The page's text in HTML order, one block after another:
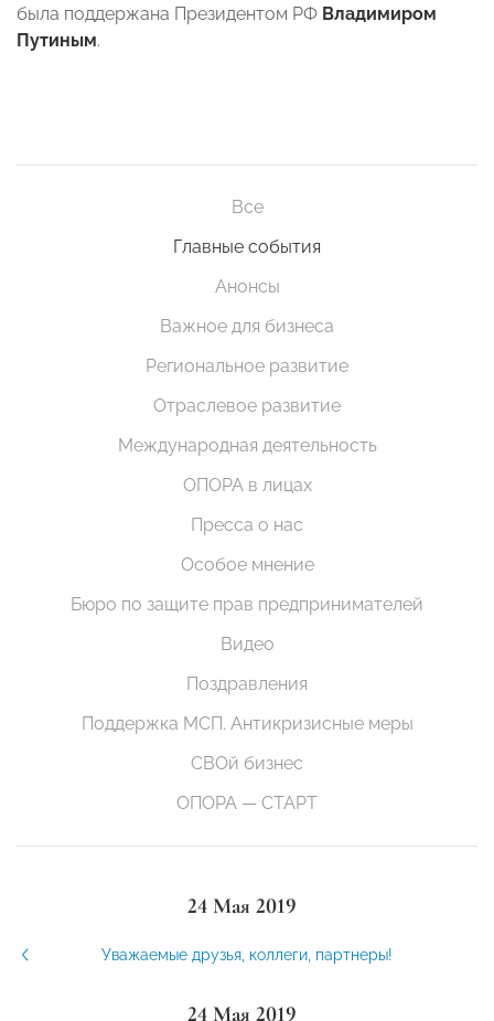
была поддержана Президентом РФ Владимиром
Путиным.
Все
Главные события
Анонсы
Важное для бизнеса
Региональное развитие
Отраслевое развитие
Международная деятельность
ОПОРА в лицах
Пресса о нас
Особое мнение
Бюро по защите прав предпринимателей
Видео
Поздравления
Поддержка МСП. Антикризисные меры
СВОй бизнес
ОПОРА — СТАРТ
24 Мая 2019
Уважаемые друзья, коллеги, партнеры!
24 Мая 2019